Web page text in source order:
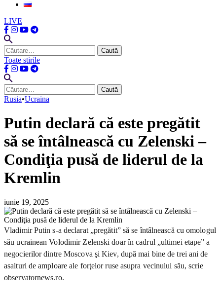
LIVE
Caută
după:
Toate stirile
Caută
după:
Rusia•Ucraina
Putin declară că este pregătit
să se întâlnească cu Zelenski –
Condiţia pusă de liderul de la
Kremlin
iunie 19, 2025
Vladimir Putin s-a declarat „pregătit” să se întâlnească cu omologul
său ucrainean Volodimir Zelenski doar în cadrul „ultimei etape” a
negocierilor dintre Moscova şi Kiev, după mai bine de trei ani de
asalturi de amploare ale forţelor ruse asupra vecinului său, scrie
observatornews.ro.